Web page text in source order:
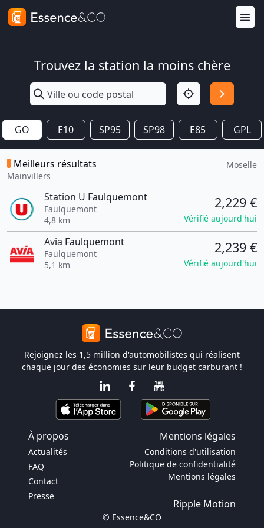
Trouvez la station la moins chère
GO E10 SP95 SP98 E85 GPL
Meilleurs résultats
Mainvillers
Moselle
Station U Faulquemont
Faulquemont
4,8 km
2,229 €
Vérifié aujourd'hui
Avia Faulquemont
Faulquemont
5,1 km
2,239 €
Vérifié aujourd'hui
Rejoignez les 1,5 million d'automobilistes qui réalisent
chaque jour des économies sur leur budget carburant !
À propos Mentions légales
Actualités
FAQ
Contact
Presse
Conditions d'utilisation
Politique de confidentialité
Mentions légales
Ripple Motion
© Essence&CO